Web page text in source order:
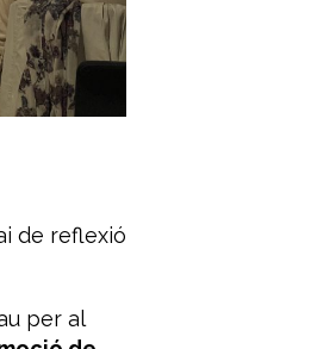
de reflexió
per al